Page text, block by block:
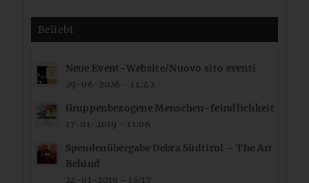
Beliebt
Neue Event-Website/Nuovo sito eventi
29-06-2026 - 14:42
Gruppenbezogene Menschen-feindlichkeit
17-01-2019 - 11:06
Spendenübergabe Debra Südtirol – The Art
Behind
24-01-2019 - 16:17